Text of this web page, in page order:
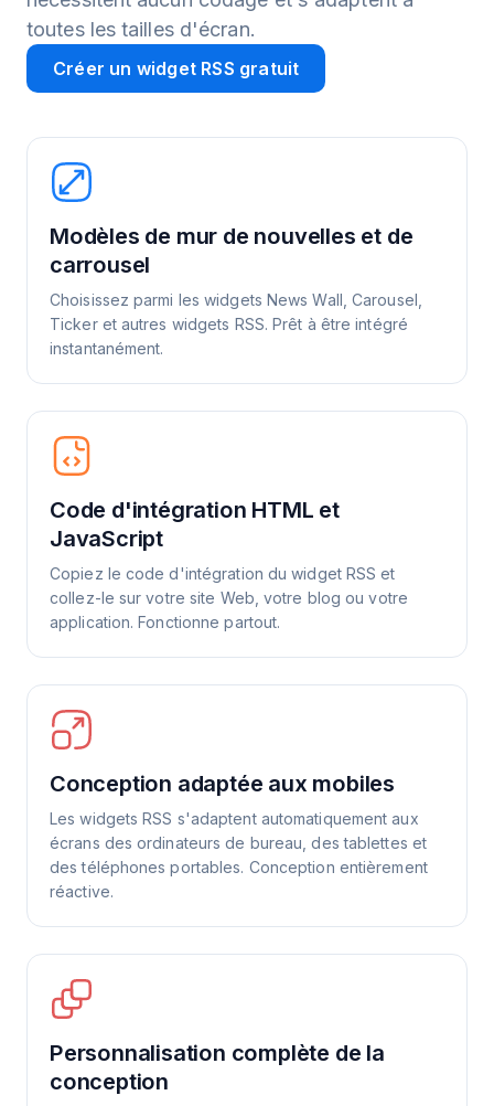
toutes les tailles d'écran.
Créer un widget RSS gratuit
Modèles de mur de nouvelles et de
carrousel
Choisissez parmi les widgets News Wall, Carousel,
Ticker et autres widgets RSS. Prêt à être intégré
instantanément.
Code d'intégration HTML et
JavaScript
Copiez le code d'intégration du widget RSS et
collez-le sur votre site Web, votre blog ou votre
application. Fonctionne partout.
Conception adaptée aux mobiles
Les widgets RSS s'adaptent automatiquement aux
écrans des ordinateurs de bureau, des tablettes et
des téléphones portables. Conception entièrement
réactive.
Personnalisation complète de la
conception